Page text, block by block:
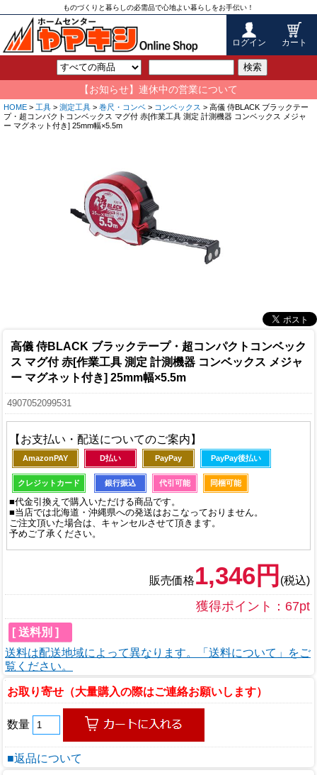
ものづくりと暮らしの必需品で心地よい暮らしをお手伝い！
ログイン カート
検索
【お知らせ】連休中の営業について
HOME > 工具 > 測定工具 > 巻尺・コンベ > コンベックス > 高儀 侍BLACK ブラックテー
プ・超コンパクトコンベックス マグ付 赤[作業工具 測定 計測機器 コンベックス メジャ
ー マグネット付き] 25mm幅×5.5m
高儀 侍BLACK ブラックテープ・超コンパクトコンベック
ス マグ付 赤[作業工具 測定 計測機器 コンベックス メジャ
ー マグネット付き] 25mm幅×5.5m
4907052099531
【お支払い・配送についてのご案内】
AmazonPAY D払い PayPay PayPay後払い
クレジットカード 銀行振込 代引可能 同梱可能
■代金引換えで購入いただける商品です。
■当店では北海道・沖縄県への発送はおこなっておりません。
ご注文頂いた場合は、キャンセルさせて頂きます。
予めご了承ください。
販売価格1,346円 (税込)
獲得ポイント：67pt
[ 送料別 ]
送料は配送地域によって異なります。「送料について」をご
覧ください。
お取り寄せ（大量購入の際はご連絡お願いします）
数量
■返品について